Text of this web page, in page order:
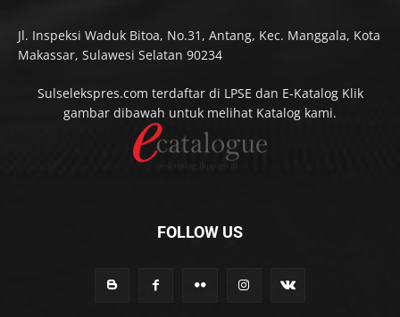
Jl. Inspeksi Waduk Bitoa, No.31, Antang, Kec. Manggala, Kota
Makassar, Sulawesi Selatan 90234
Sulselekspres.com terdaftar di LPSE dan E-Katalog Klik
gambar dibawah untuk melihat Katalog kami.
FOLLOW US